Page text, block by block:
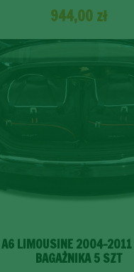
944,00 zł
LIMOUSINE 2004-2011
BAGAŻNIKA 5 SZT